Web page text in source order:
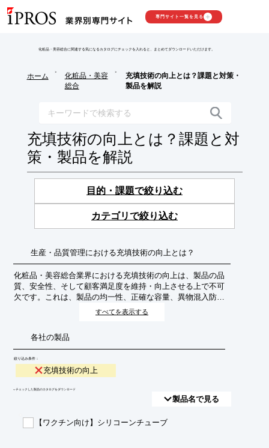
専門サイト一覧を見る
化粧品・美容総合に関連する気になるカタログにチェックを入れると、まとめてダウンロードいただけます。
ホーム
>
化粧品・美容
総合
>
充填技術の向上とは？課題と対策・
製品を解説
充填技術の向上とは？課題と対
策・製品を解説
目的・課題で絞り込む
カテゴリで絞り込む
生産・品質管理における充填技術の向上とは？
化粧品・美容総合業界における充填技術の向上は、製品の品
質、安全性、そして顧客満足度を維持・向上させる上で不可
欠です。これは、製品の均一性、正確な容量、異物混入防
止、そして最終的な製品の外観品質を保証するための生産プ
ロセスの中核をなします。技術の進化は、より効率的で精密
すべてを表示する
各社の製品
絞り込み条件：
充填技術の向上
​▼チェックした製品のカタログをダウンロード
製品名で見る
【ワクチン向け】シリコーンチューブ